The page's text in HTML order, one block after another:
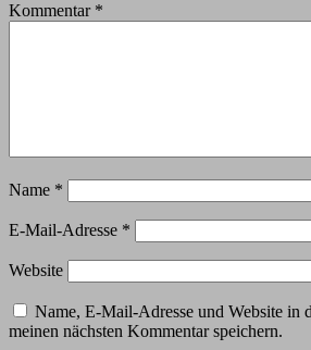
Kommentar *
Name *
E-Mail-Adresse *
Website
Name, E-Mail-Adresse und Website in
meinen nächsten Kommentar speichern.